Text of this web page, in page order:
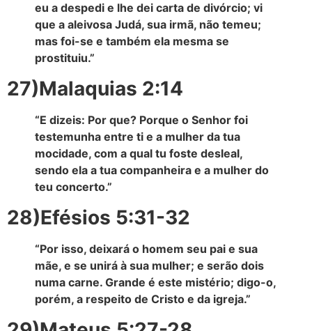
eu a despedi e lhe dei carta de divórcio; vi
que a aleivosa Judá, sua irmã, não temeu;
mas foi-se e também ela mesma se
prostituiu.”
27)Malaquias 2:14
“E dizeis: Por que? Porque o Senhor foi
testemunha entre ti e a mulher da tua
mocidade, com a qual tu foste desleal,
sendo ela a tua companheira e a mulher do
teu concerto.”
28)Efésios 5:31-32
“Por isso, deixará o homem seu pai e sua
mãe, e se unirá à sua mulher; e serão dois
numa carne. Grande é este mistério; digo-o,
porém, a respeito de Cristo e da igreja.”